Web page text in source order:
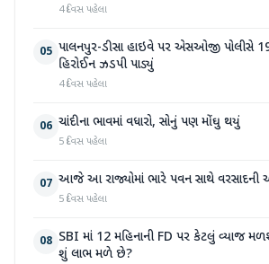
4 દિવસ પહેલા
05 પાલનપુર-ડીસા હાઇવે પર એસઓજી પોલીસે
હિરોઈન ઝડપી પાડ્યું
4 દિવસ પહેલા
06 ચાંદીના ભાવમાં વધારો, સોનું પણ મોંઘુ થયું
5 દિવસ પહેલા
07 આજે આ રાજ્યોમાં ભારે પવન સાથે વરસાદની
5 દિવસ પહેલા
08 SBI માં 12 મહિનાની FD પર કેટલું વ્યાજ
શું લાભ મળે છે?